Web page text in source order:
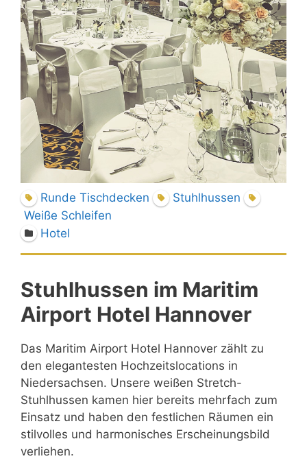
Runde Tischdecken
Stuhlhussen
Weiße Schleifen
Hotel
Stuhlhussen im Maritim
Airport Hotel Hannover
Das Maritim Airport Hotel Hannover zählt zu
den elegantesten Hochzeitslocations in
Niedersachsen. Unsere weißen Stretch-
Stuhlhussen kamen hier bereits mehrfach zum
Einsatz und haben den festlichen Räumen ein
stilvolles und harmonisches Erscheinungsbild
verliehen.